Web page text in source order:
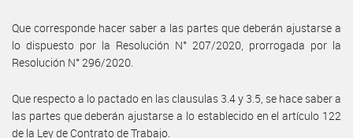
Que corresponde hacer saber a las partes que deberán ajustarse a
lo dispuesto por la Resolución N° 207/2020, prorrogada por la
Resolución N° 296/2020.
Que respecto a lo pactado en las clausulas 3.4 y 3.5, se hace saber a
las partes que deberán ajustarse a lo establecido en el artículo 122
de la Ley de Contrato de Trabajo.